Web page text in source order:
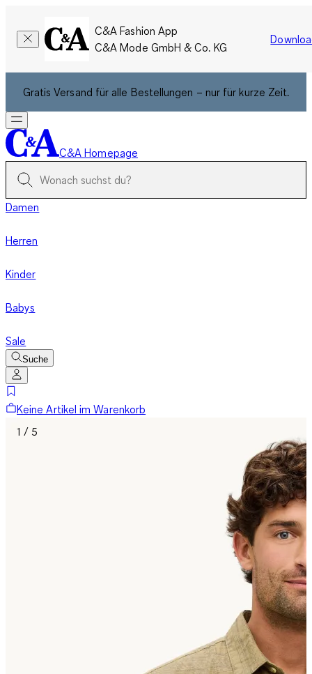
C&A Fashion App
C&A Mode GmbH & Co. KG
Gratis Versand für alle Bestellungen – nur für kurze Zeit.
C&A Homepage
Damen
Herren
Kinder
Babys
Sale
Suche
Keine Artikel im Warenkorb
1 / 5